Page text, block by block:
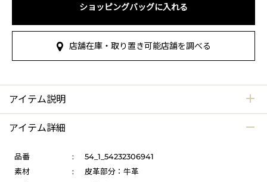
ショッピングバッグに入れる
店舗在庫・取り置き可能店舗を調べる
アイテム説明
アイテム詳細
品番 :
54_1_54232306941
素材
:
皮革部分：牛革